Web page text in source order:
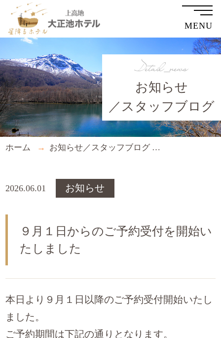
MENU
お知らせ
／スタッフブログ
Detail_news
ホーム お知らせ／スタッフブログ
2026.06.01 お知らせ
９月１日からのご予約受付を開始い
たしました
本日より９月１日以降のご予約受付開始いたし
ました。
ご予約期間は下記の通りとなります。